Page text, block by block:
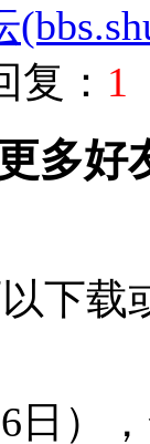
复： 1
多好
下载
日）